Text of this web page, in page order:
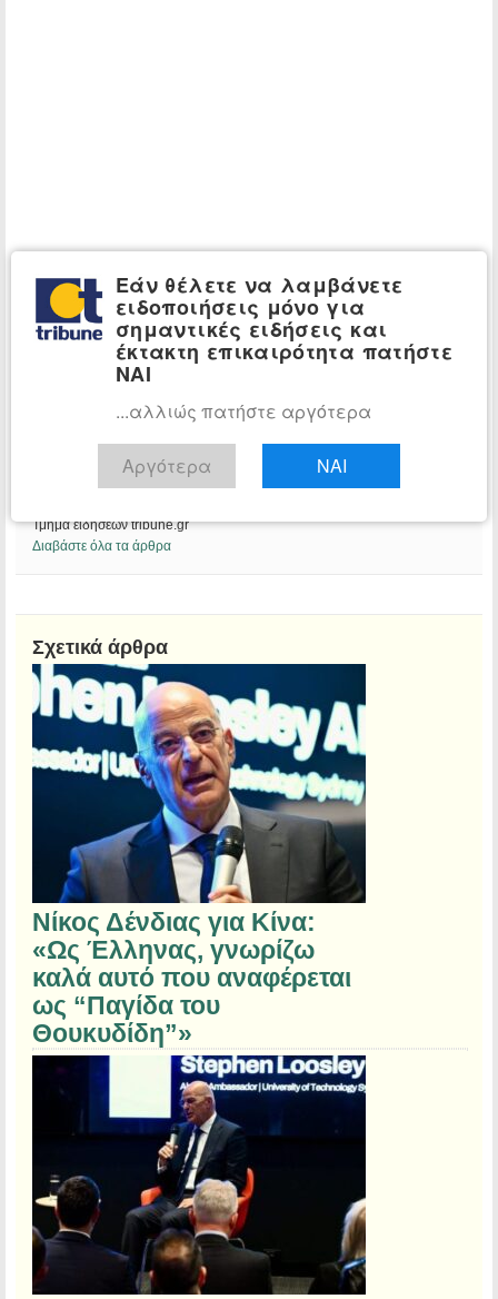
Τμήμα ειδήσεων tribune.gr
Διαβάστε όλα τα άρθρα
Σχετικά άρθρα
Νίκος Δένδιας για Κίνα:
«Ως Έλληνας, γνωρίζω
καλά αυτό που αναφέρεται
ως “Παγίδα του
Θουκυδίδη”»
Εάν θέλετε να λαμβάνετε
ειδοποιήσεις μόνο για
σημαντικές ειδήσεις και
έκτακτη επικαιρότητα πατήστε
ΝΑΙ
...αλλιώς πατήστε αργότερα
Αργότερα ΝΑΙ